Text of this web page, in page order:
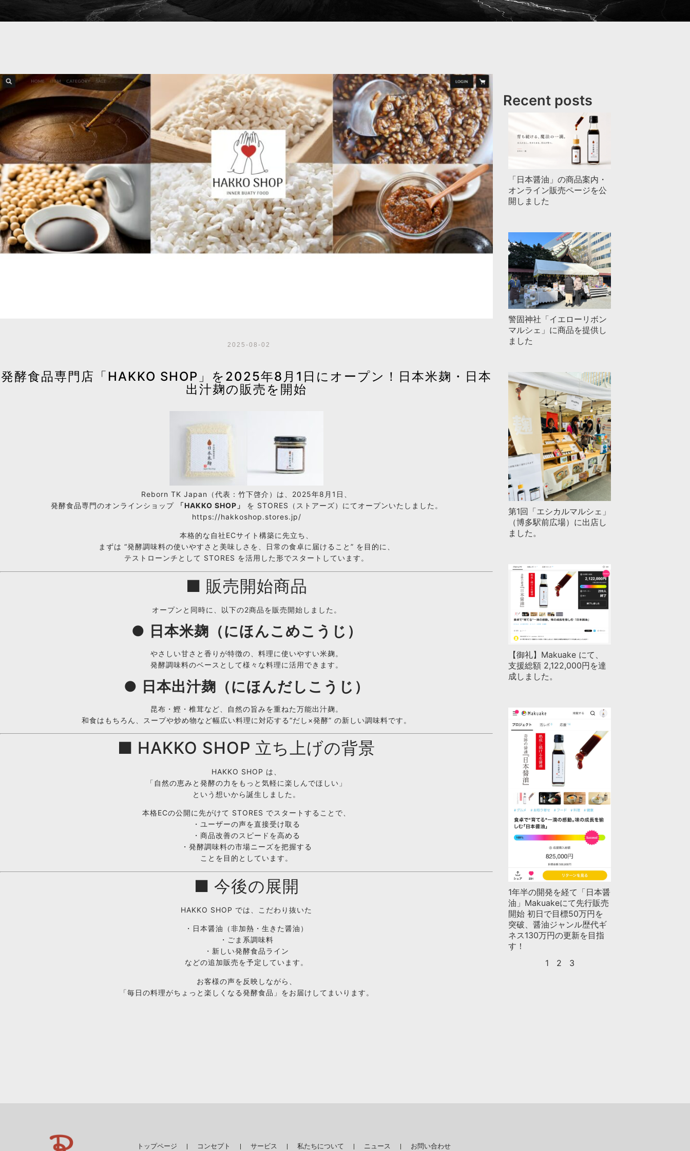
2025-08-02
発酵食品専門店「HAKKO SHOP」を2025年8月1日にオープン！日本米麹・日本
出汁麹の販売を開始
Reborn TK Japan（代表：竹下啓介）は、2025年8月1日、
発酵食品専門のオンラインショップ
「HAKKO SHOP」
を STORES（ストアーズ）にてオープンいたしました。
https://hakkoshop.stores.jp/
本格的な自社ECサイト構築に先立ち、
まずは “発酵調味料の使いやすさと美味しさを、日常の食卓に届けること” を目的に、
テストローンチとして STORES を活用した形でスタートしています。
■ 販売開始商品
オープンと同時に、以下の2商品を販売開始しました。
● 日本米麹（にほんこめこうじ）
やさしい甘さと香りが特徴の、料理に使いやすい米麹。
発酵調味料のベースとして様々な料理に活用できます。
● 日本出汁麹（にほんだしこうじ）
昆布・鰹・椎茸など、自然の旨みを重ねた万能出汁麹。
和食はもちろん、スープや炒め物など幅広い料理に対応する“だし×発酵” の新しい調味料です。
■ HAKKO SHOP 立ち上げの背景
HAKKO SHOP は、
「自然の恵みと発酵の力をもっと気軽に楽しんでほしい」
という想いから誕生しました。
本格ECの公開に先がけて STORES でスタートすることで、
・ユーザーの声を直接受け取る
・商品改善のスピードを高める
・発酵調味料の市場ニーズを把握する
ことを目的としています。
■ 今後の展開
HAKKO SHOP では、こだわり抜いた
・日本醤油（非加熱・生きた醤油）
・ごま系調味料
・新しい発酵食品ライン
などの追加販売を予定しています。
お客様の声を反映しながら、
「毎日の料理がちょっと楽しくなる発酵食品」をお届けしてまいります。
Recent posts
「日本醤油」の商品案内・
オンライン販売ページを公
開しました
警固神社「イエローリボン
マルシェ」に商品を提供し
ました
第1回「エシカルマルシェ」
（博多駅前広場）に出店し
ました。
【御礼】Makuake にて、
支援総額 2,122,000円を達
成しました。
1年半の開発を経て「日本醤
油」Makuakeにて先行販売
開始 初日で目標50万円を
突破、醤油ジャンル歴代ギ
ネス130万円の更新を目指
す！
1
2 3
トップページ コンセプト ​サービス 私たちについて ニュース お問い合わせ